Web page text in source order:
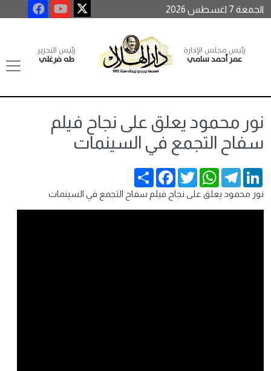
الجمعة 7 اغسطس 2026
رئيس مجلس الإدارة
عمر أحمد سامي
رئيس التحرير
طه فرغلي
نور محمود يعلق على نجاح فيلم
سفاح التجمع في السينمات
Share
FacebookTwitter
WhatsAppTelegramLinkedIn
نور محمود يعلق على نجاح فيلم سفاح التجمع في السينمات